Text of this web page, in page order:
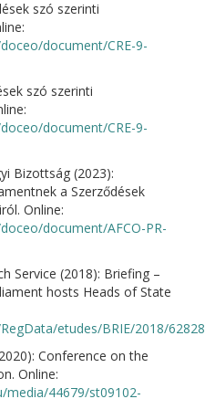
szó szerinti
document/CRE-9-
szó szerinti
document/CRE-9-
Bizottság (2023):
a Szerződések
Online:
document/AFCO-PR-
Service (2018): Briefing –
hosts Heads of State
etudes/BRIE/2018/
Conference on the
Online:
media/44679/st09102-